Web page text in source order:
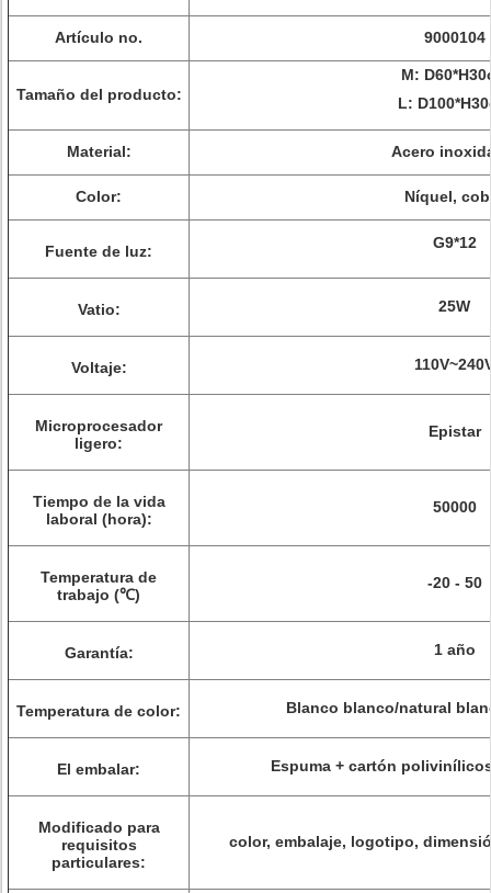
Artículo no. 9000104
Tamaño del producto:
M:
L:
Material: Acero
Color: Níquel,
Fuente de luz: G9*12
Vatio: 25W
Voltaje:
Microprocesador
ligero:
Epistar
Tiempo de la vida
laboral (hora):
50000
Temperatura de
trabajo (℃)
-20 - 50
Garantía: 1 año
Temperatura de color: Blanco blanco/natural
El embalar: Espuma + cartón
Modificado para
requisitos
particulares:
color, embalaje, logotipo,